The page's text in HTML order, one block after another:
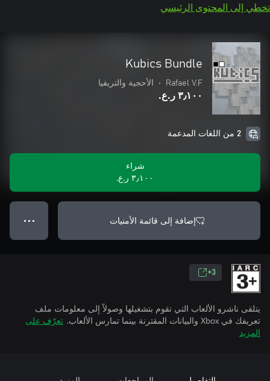
تخطي إلى المحتوى الرئيسي
Kubics Bundle
Rafael V.F
• الأحجية والتريفيا
٣٫١٠٠ ر.ع.‏
2 من اللغات المدعمة
شراء
٣٫١٠٠ ر.ع.‏
إضافة إلى قائمة الأمنيات ● ● ●
3+
يتلقى ناشرو الألعاب التي تقوم بتشغيلها وصولاً إلى معلومات ملف
تعريفك في Xbox والبيانات المقترنة بينما تمارس الألعاب.
تعرّف على
المزيد